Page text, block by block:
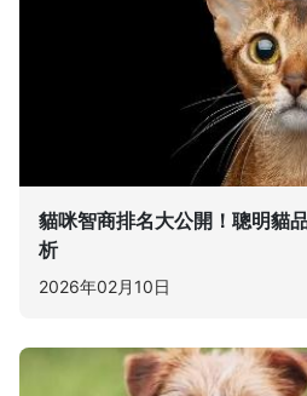
貓咪智商排名大公開！聰明貓
析
2026年02月10日